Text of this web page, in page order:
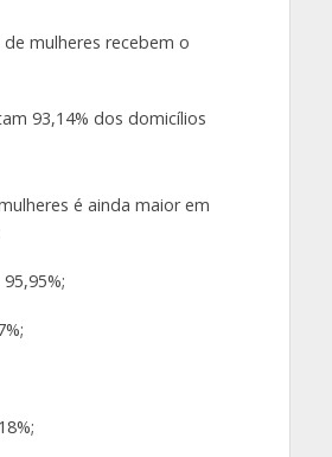
de mulheres recebem o
93,14% dos domicílios
é ainda maior em